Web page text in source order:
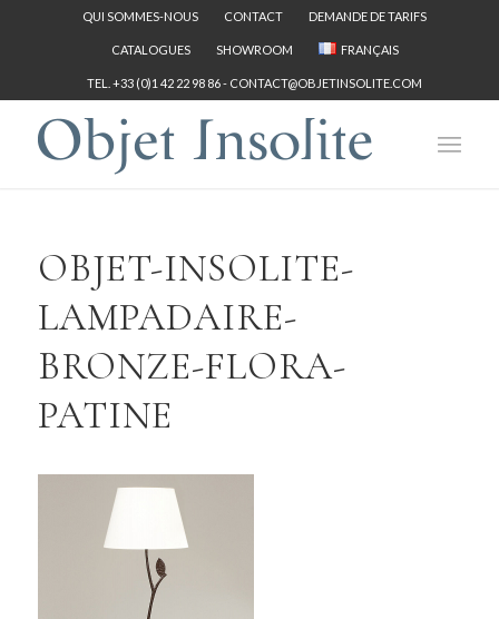
QUI SOMMES-NOUS CONTACT DEMANDE DE TARIFS
CATALOGUES SHOWROOM FRANÇAIS
TEL. +33 (0)1 42 22 98 86 - CONTACT@OBJETINSOLITE.COM
OBJET-INSOLITE-
LAMPADAIRE-
BRONZE-FLORA-
PATINE